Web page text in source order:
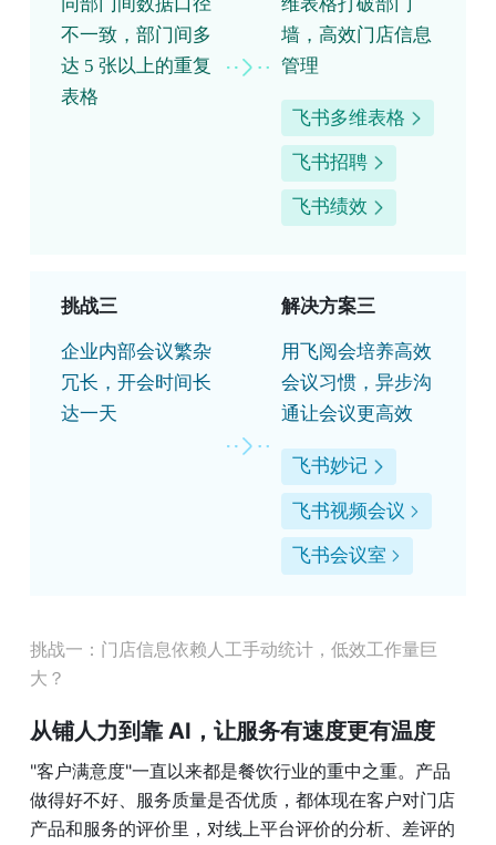
不一致，部门间多
达 5 张以上的重复
表格
墙，高效门店信息
管理
飞书多维表格
飞书招聘
飞书绩效
挑战三
企业内部会议繁杂
冗长，开会时间长
达一天
解决方案三
用飞阅会培养高效
会议习惯，异步沟
通让会议更高效
飞书妙记
飞书视频会议
飞书会议室
挑战一：门店信息依赖人工手动统计，低效工作量巨
大？
从铺人力到靠 AI，让服务有速度更有温度
"客户满意度"一直以来都是餐饮行业的重中之重。产品
做得好不好、服务质量是否优质，都体现在客户对门店
产品和服务的评价里，对线上平台评价的分析、差评的